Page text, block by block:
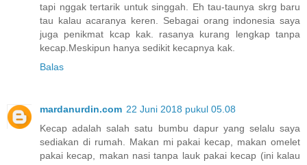
tapi nggak tertarik untuk singgah. Eh tau-taunya skrg baru
tau kalau acaranya keren. Sebagai orang indonesia saya
juga penikmat kcap kak. rasanya kurang lengkap tanpa
kecap.Meskipun hanya sedikit kecapnya kak.
Balas
mardanurdin.com 22 Juni 2018 pukul 05.08
Kecap adalah salah satu bumbu dapur yang selalu saya
sediakan di rumah. Makan mi pakai kecap, makan omelet
pakai kecap, makan nasi tanpa lauk pakai kecap (ini kalau